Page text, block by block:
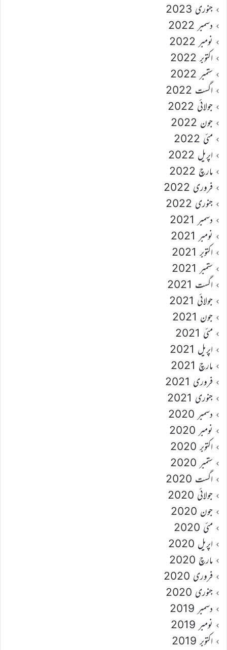
جنوری 2023
دسمبر 2022
نومبر 2022
اکتوبر 2022
ستمبر 2022
اگست 2022
جولائی 2022
جون 2022
مئی 2022
اپریل 2022
مارچ 2022
فروری 2022
جنوری 2022
دسمبر 2021
نومبر 2021
اکتوبر 2021
ستمبر 2021
اگست 2021
جولائی 2021
جون 2021
مئی 2021
اپریل 2021
مارچ 2021
فروری 2021
جنوری 2021
دسمبر 2020
نومبر 2020
اکتوبر 2020
ستمبر 2020
اگست 2020
جولائی 2020
جون 2020
مئی 2020
اپریل 2020
مارچ 2020
فروری 2020
جنوری 2020
دسمبر 2019
نومبر 2019
اکتوبر 2019